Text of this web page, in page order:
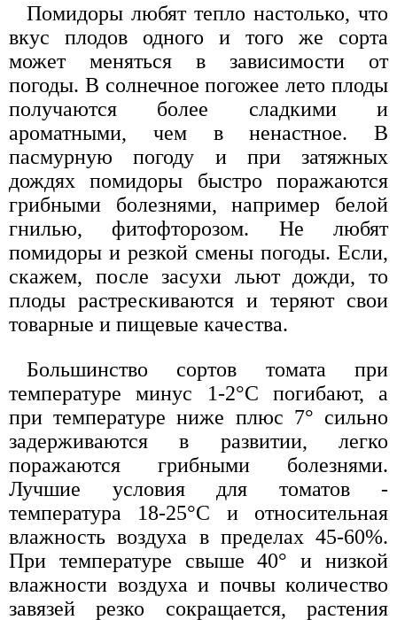
Помидоры любят тепло настолько, что
вкус плодов одного и того же сорта
может меняться в зависимости от
погоды. В солнечное погожее лето плоды
получаются более сладкими и
ароматными, чем в ненастное. В
пасмурную погоду и при затяжных
дождях помидоры быстро поражаются
грибными болезнями, например белой
гнилью, фитофторозом. Не любят
помидоры и резкой смены погоды. Если,
скажем, после засухи льют дожди, то
плоды растрескиваются и теряют свои
товарные и пищевые качества.
Большинство сортов томата при
температуре минус 1-2°С погибают, а
при температуре ниже плюс 7° сильно
задерживаются в развитии, легко
поражаются грибными болезнями.
Лучшие условия для томатов -
температура 18-25°С и относительная
влажность воздуха в пределах 45-60%.
При температуре свыше 40° и низкой
влажности воздуха и почвы количество
завязей резко сокращается, растения